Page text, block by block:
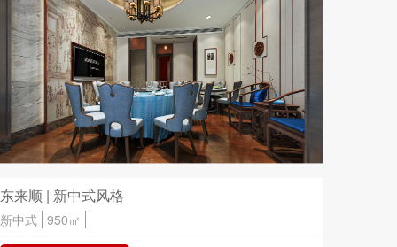
东来顺 | 新中式风格
新中式 950㎡